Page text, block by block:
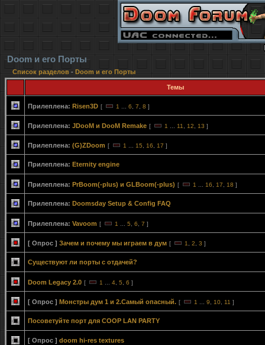
Doom и его Порты
Список разделов - Doom и его Порты
Темы
Прилеплена: Risen3D [ 1 6 7 8 ]
Прилеплена: JDooM и DooM Remake [ 1 11 12 13 ]
Прилеплена: (G)ZDoom [ 1 15 16 17 ]
Прилеплена: Eternity engine
Прилеплена: PrBoom(-plus) и GLBoom(-plus) [ 1 16 17 18 ]
Прилеплена: Doomsday Setup & Config FAQ
Прилеплена: Vavoom [ 1 5 6 7 ]
[ Опрос ] Зачем и почему мы играем в дум [ 1 2 3 ]
Существуют ли порты с отдачей?
Doom Legacy 2.0 [ 1 4 5 6 ]
[ Опрос ] Монстры дум 1 и 2.Самый опасный. [ 1 9 10 11 ]
Посоветуйте порт для COOP LAN PARTY
[ Опрос ] doom hi-res textures